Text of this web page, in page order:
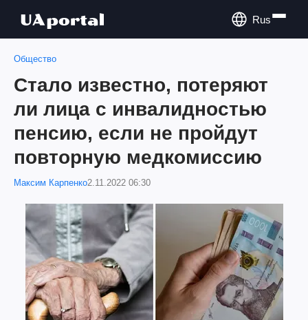
Rus
Общество
Стало известно, потеряют
ли лица с инвалидностью
пенсию, если не пройдут
повторную медкомиссию
Максим Карпенко2.11.2022 06:30